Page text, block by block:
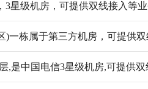
星级机房，可提供双线接入等业
栋属于第三方机房，可提供双
是中国电信3星级机房,可提供双